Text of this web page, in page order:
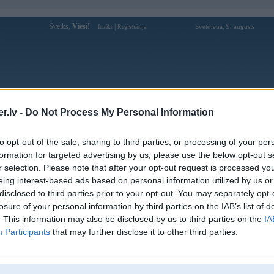
- Do Not Process My Personal Information
opt-out of the sale, sharing to third parties, or processing of your
for targeted advertising by us, please use the below opt-out
selection. Please note that after your opt-out request is processed
interest-based ads based on personal information utilized by us
to third parties prior to your opt-out. You may separately
of your personal information by third parties on the IAB’s list of
This information may also be disclosed by us to third parties on the
Participants that may further disclose it to other third parties.
Sveiks, Viesi! Ienākt Reģistrācija Svetdiena, 9. augusts
Forums Galerijas Reģistrācija Lietotāji
Lietotāja padodalu profils
Pēdējo reizi manīts: 30. Jun 2025, 00:42
Lietotājvārds:
padodalu
Ziņojumi forumā:
4
[Pēdējie ziņojumi forumā]